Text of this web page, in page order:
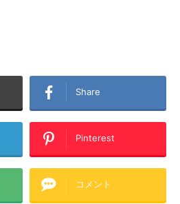
Share
Pinterest
コメント